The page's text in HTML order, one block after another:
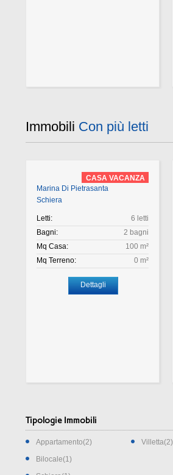
Immobili Con più letti
CASA VACANZA
Marina Di Pietrasanta
Schiera
Letti:
6 letti
Bagni:
2 bagni
Mq Casa:
100 m²
Mq Terreno:
0 m²
Dettagli
Tipologie Immobili
Appartamento(2)
Bilocale(1)
Villetta(2)